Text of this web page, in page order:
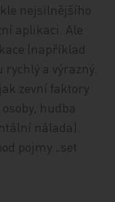
nejsilnějšího
aplikaci. Ale
(například
a výrazný.
zevní faktory
hudba
nálada).
pojmy „set